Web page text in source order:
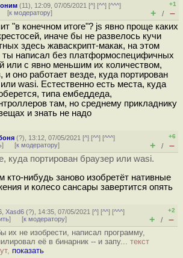
(11), 12:09, 07/05/2021 [^] [^^] [^^^]
[к модератору]
+1
+ / –
"в конечном итоге"? js явно проще каких
иначе бы не развелось кучи
здесь жаваскрипт-макак, на этом
написал без платформоспецифичных
или с явно меньшим их количеством,
и оно работает везде, куда портирован
wasi. Естественно есть места, куда
типа ембеддеда,
там, но среднему прикладнику
и знать не надо
(?), 13:12, 07/05/2021 [^] [^^] [^^^]
] [к модератору]
+6
+ / –
куда портирован браузер или wasi.
кто-нибудь заново изобретёт нативные
и колесо сансары завертится опять
,Xasd6 (?), 14:35, 07/05/2021 [^] [^^] [^^^]
] [к модератору]
+2
+ / –
их не изобрести, написал программу,
её в бинарник -- и запу... текст
показать